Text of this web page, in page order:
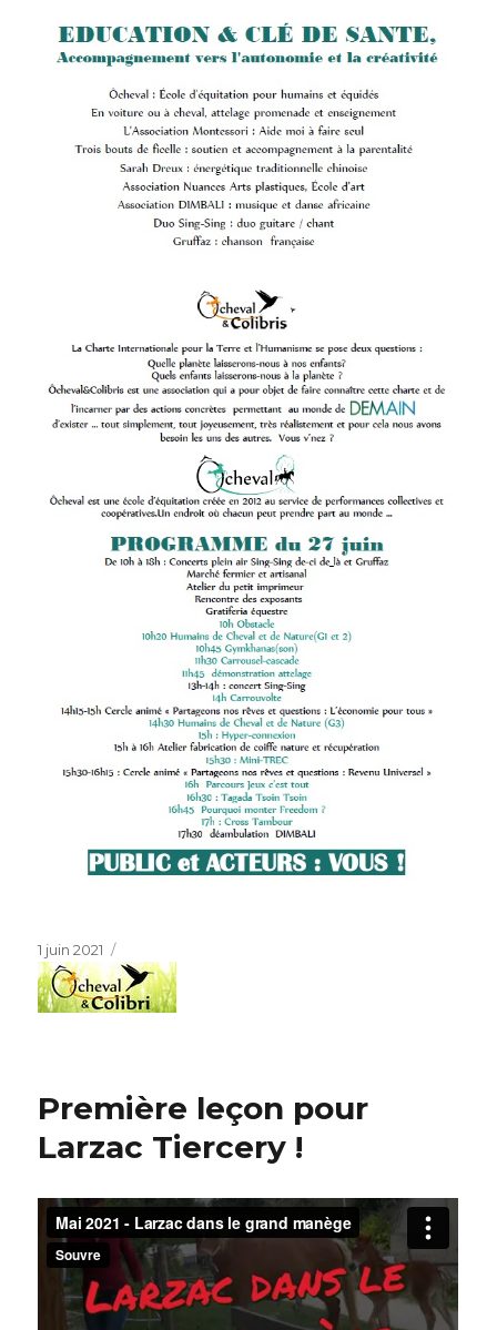
Publié
le
1 juin 2021
Première leçon pour
Larzac Tiercery !